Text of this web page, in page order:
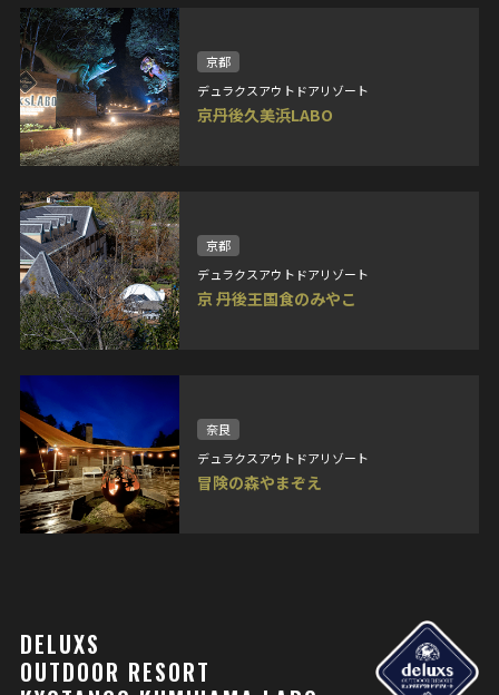
京都
デュラクスアウトドアリゾート
京丹後久美浜LABO
京都
デュラクスアウトドアリゾート
京 丹後王国食のみやこ
奈良
デュラクスアウトドアリゾート
冒険の森やまぞえ
DELUXS
OUTDOOR RESORT